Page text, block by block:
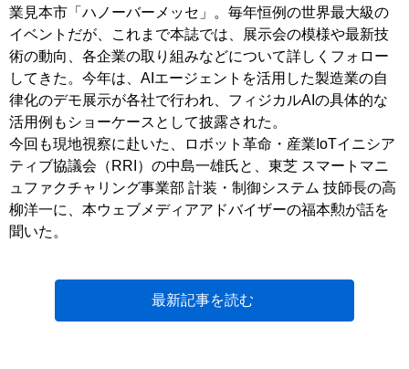
業見本市「ハノーバーメッセ」。毎年恒例の世界最大級の
イベントだが、これまで本誌では、展示会の模様や最新技
術の動向、各企業の取り組みなどについて詳しくフォロー
してきた。今年は、AIエージェントを活用した製造業の自
律化のデモ展示が各社で行われ、フィジカルAIの具体的な
活用例もショーケースとして披露された。
今回も現地視察に赴いた、ロボット革命・産業IoTイニシア
ティブ協議会（RRI）の中島一雄氏と、東芝 スマートマニ
ュファクチャリング事業部 計装・制御システム 技師長の高
柳洋一に、本ウェブメディアアドバイザーの福本勲が話を
聞いた。
最新記事を読む